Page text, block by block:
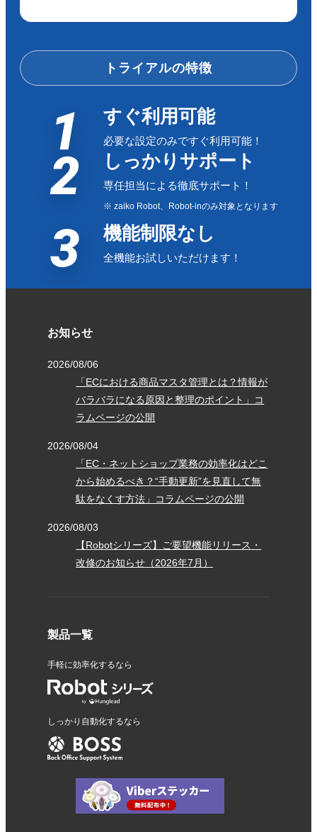
トライアルの特徴
1 すぐ利用可能
必要な設定のみですぐ利用可能！
2 しっかりサポート
専任担当による徹底サポート！
※ zaiko Robot、Robot-inのみ対象となります
3 機能制限なし
全機能お試しいただけます！
お知らせ
2026/08/06
「ECにおける商品マスタ管理とは？情報が
バラバラになる原因と整理のポイント」コ
ラムページの公開
2026/08/04
「EC・ネットショップ業務の効率化はどこ
から始めるべき？“手動更新”を見直して無
駄をなくす方法」コラムページの公開
2026/08/03
【Robotシリーズ】ご要望機能リリース・
改修のお知らせ（2026年7月）
製品一覧
手軽に効率化するなら
しっかり自動化するなら